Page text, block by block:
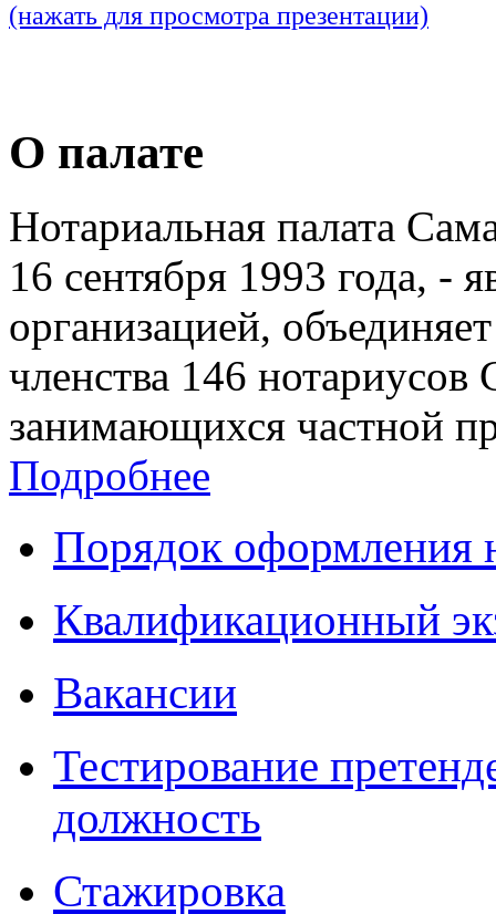
(нажать для просмотра презентации)
О палате
Нотариальная палата
16 сентября 1993 года, -
организацией,
членства 146 нотариусов
занимающихся частной
Подробнее
Порядок оформления
Квалификационный
Вакансии
Тестирование
должность
Стажировка